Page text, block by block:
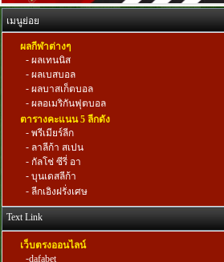
เมนูย่อย
ผลกีฬาต่างๆ
- ผลเทนนิส
- ผลเบสบอล
- ผลบาสเก็ตบอล
- ผลอเมริกันฟุตบอล
ตารางคะแนน 5 ลีกดัง
- พรีเมียร์ลีก
- ลาลีก้า สเปน
- กัลโช่ ซีรี่ อา
- บุนเดสลีก้า
- ลีกเอิงฝรั่งเศษ
Text Link
เว็บตรงออนไลน์
-dafabet